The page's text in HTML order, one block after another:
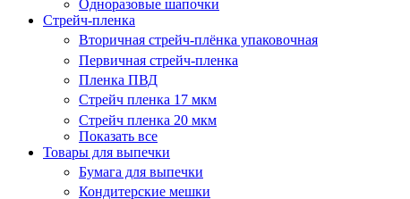
Одноразовые шапочки
Стрейч-пленка
Вторичная стрейч-плёнка упаковочная
Первичная стрейч-пленка
Пленка ПВД
Стрейч пленка 17 мкм
Стрейч пленка 20 мкм
Показать все
Товары для выпечки
Бумага для выпечки
Кондитерские мешки